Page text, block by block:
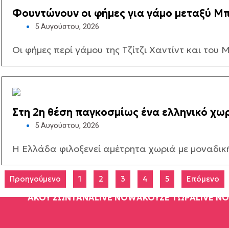
Φουντώνουν οι φήμες για γάμο μεταξύ
που άναψε φωτιές (ΒΙΝΤΕΟ)
5 Αυγούστου, 2026
Οι φήμες περί γάμου της Τζίτζι Χαντίντ και του
Στη 2η θέση παγκοσμίως ένα ελληνικό
5 Αυγούστου, 2026
Η Ελλάδα φιλοξενεί αμέτρητα χωριά με
Προηγούμενο 1 2 3 4 5 Επόμενο
ΑΚΟΥ ΖΩΝΤΑΝΑLIVE NOWΑΚΟΥΣΕ ΤΩΡΑLIVE